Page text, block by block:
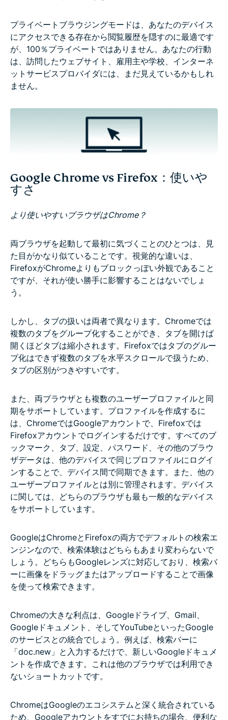
プライベートブラウジングモードは、あなたのデバイス
にアクセスできる存在から閲覧履歴を隠すのに最適です
が、100％プライベートではありません。あなたの行動
は、訪問したウェブサイト、雇用主や学校、インターネ
ットサービスプロバイダには、まだ見えているかもしれ
ません。
Google Chrome vs Firefox：使いや
すさ
より使いやすいブラウザはChrome？
両ブラウザを起動して最初に気づくことのひとつは、見
た目がかなり似ていることです。視覚的な違いは、
FirefoxがChromeよりもブロックっぽい外観であること
ですが、それが使い勝手に影響することはないでしょ
う。
しかし、タブの扱いは両者で異なります。Chromeでは
複数のタブをグループ化することができ、タブを開けば
開くほどタブは縮小されます。Firefoxではタブのグルー
プ化はできず複数のタブを水平スクロールで扱うため、
タブの区別がつきやすいです。
また、両ブラウザとも複数のユーザープロファイルと同
期をサポートしています。プロファイルを作成するに
は、ChromeではGoogleアカウントで、Firefoxでは
Firefoxアカウントでログインするだけです。すべてのブ
ックマーク、タブ、設定、パスワード、その他のブラウ
ザデータは、他のデバイスで同じプロファイルにログイ
ンすることで、デバイス間で同期できます。また、他の
ユーザープロファイルとは別に管理されます。デバイス
に関しては、どちらのブラウザも最も一般的なデバイス
をサポートしています。
GoogleはChromeとFirefoxの両方でデフォルトの検索エ
ンジンなので、検索体験はどちらもあまり変わらないで
しょう。どちらもGoogleレンズに対応しており、検索バ
ーに画像をドラッグまたはアップロードすることで画像
を使って検索できます。
Chromeの大きな利点は、Googleドライブ、Gmail、
Googleドキュメント、そしてYouTubeといったGoogle
のサービスとの統合でしょう。例えば、検索バーに
「doc.new」と入力するだけで、新しいGoogleドキュメ
ントを作成できます。これは他のブラウザでは利用でき
ないショートカットです。
ChromeはGoogleのエコシステムと深く統合されている
ため、Googleアカウントをすでにお持ちの場合、便利な